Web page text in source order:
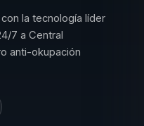
la tecnología líder
7 a Central
anti-okupación